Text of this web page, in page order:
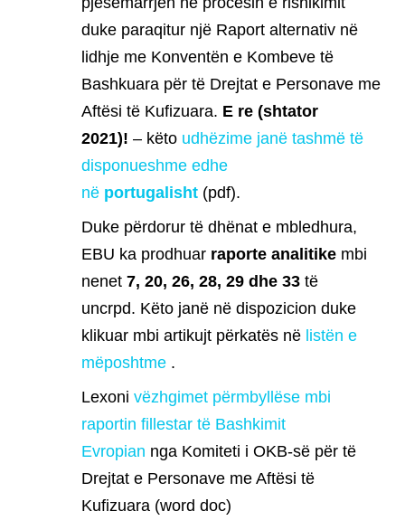
duke paraqitur një Raport alternativ në
lidhje me Konventën e Kombeve të
Bashkuara për të Drejtat e Personave me
Aftësi të Kufizuara. E re (shtator
2021)! – këto udhëzime janë tashmë të
disponueshme edhe
në portugalisht (pdf).
Duke përdorur të dhënat e mbledhura,
EBU ka prodhuar raporte analitike mbi
nenet 7, 20, 26, 28, 29 dhe 33 të
uncrpd. Këto janë në dispozicion duke
klikuar mbi artikujt përkatës në listën e
mëposhtme .
Lexoni vëzhgimet përmbyllëse mbi
raportin fillestar të Bashkimit
Evropian nga Komiteti i OKB-së për të
Drejtat e Personave me Aftësi të
Kufizuara (word doc)